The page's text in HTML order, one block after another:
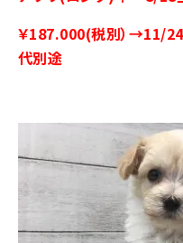
￥187.000(税別）→11/
代別途